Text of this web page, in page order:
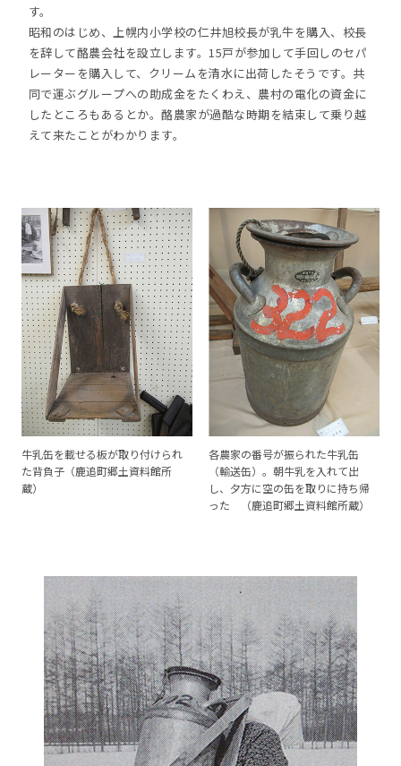
す。
昭和のはじめ、上幌内小学校の仁井旭校長が乳牛を購入、校長
を辞して酪農会社を設立します。15戸が参加して手回しのセパ
レーターを購入して、クリームを清水に出荷したそうです。共
同で運ぶグループへの助成金をたくわえ、農村の電化の資金に
したところもあるとか。酪農家が過酷な時期を結束して乗り越
えて来たことがわかります。
牛乳缶を載せる板が取り付けられ
た背負子（鹿追町郷土資料館所
蔵）
各農家の番号が振られた牛乳缶
（輸送缶）。朝牛乳を入れて出
し、夕方に空の缶を取りに持ち帰
った （鹿追町郷土資料館所蔵）